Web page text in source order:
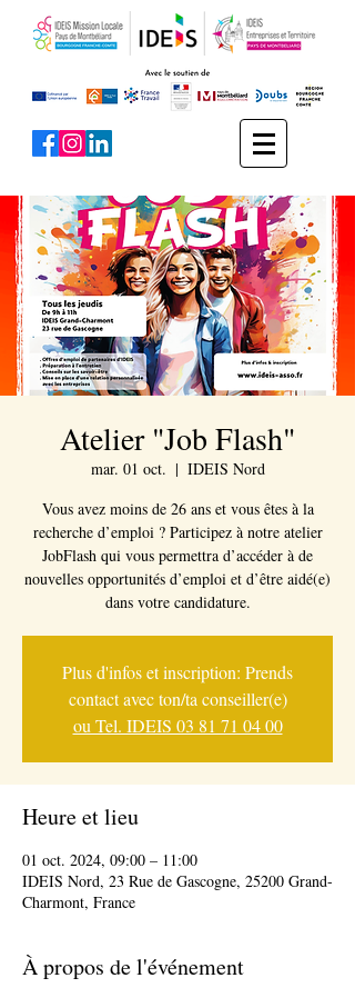
Atelier "Job Flash"
mar. 01 oct.
  |
IDEIS Nord
Vous avez moins de 26 ans et vous êtes à la
recherche d’emploi ? Participez à notre atelier
JobFlash qui vous permettra d’accéder à de
nouvelles opportunités d’emploi et d’être aidé(e)
dans votre candidature.
Plus d'infos et inscription: Prends
contact avec ton/ta conseiller(e)
ou Tel. IDEIS 03 81 71 04 00
Heure et lieu
01 oct. 2024, 09:00 – 11:00
IDEIS Nord, 23 Rue de Gascogne, 25200 Grand-
Charmont, France
À propos de l'événement